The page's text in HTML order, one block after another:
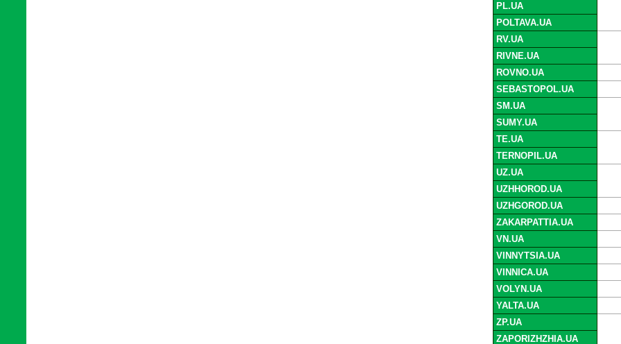
PL.UA
POLTAVA.UA
RV.UA
RIVNE.UA
ROVNO.UA
SEBASTOPOL.UA
SM.UA
SUMY.UA
TE.UA
TERNOPIL.UA
UZ.UA
UZHHOROD.UA
UZHGOROD.UA
ZAKARPATTIA.UA
VN.UA
VINNYTSIA.UA
VINNICA.UA
VOLYN.UA
YALTA.UA
ZP.UA
ZAPORIZHZHIA.UA